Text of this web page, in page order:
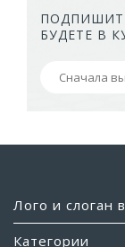
БУДЕТЕ В
Лого и слоган
Категории